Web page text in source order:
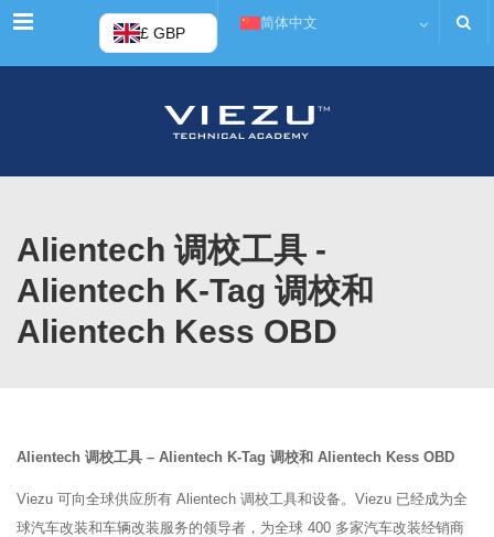
菜单 £ GBP
简体中文
Alientech 调校工具 -
Alientech K-Tag 调校和
Alientech Kess OBD
Alientech 调校工具 – Alientech K-Tag 调校和 Alientech Kess OBD
Viezu 可向全球供应所有 Alientech 调校工具和设备。Viezu 已经成为全
球汽车改装和车辆改装服务的领导者，为全球 400 多家汽车改装经销商